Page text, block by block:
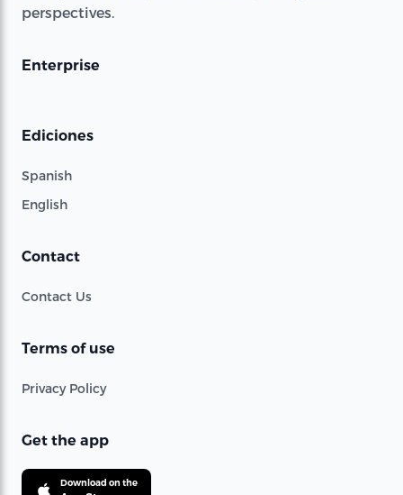
perspectives.
Enterprise
Ediciones
Spanish
English
Contact
Contact Us
Terms of use
Privacy Policy
Get the app
Download on the